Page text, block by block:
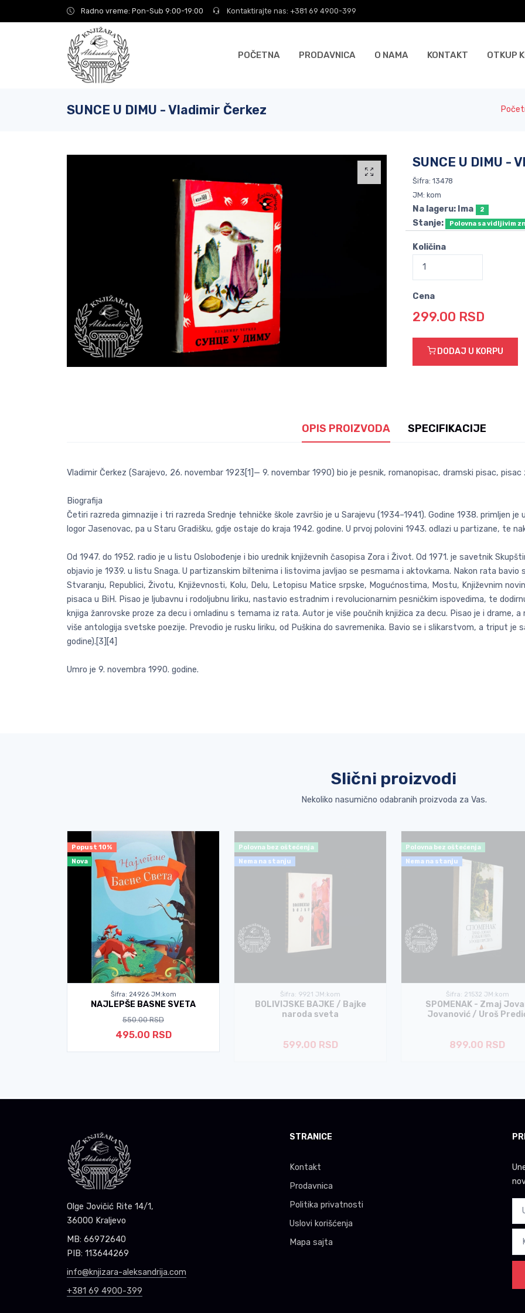
Radno vreme: Pon-Sub 9:00-19:00 Kontaktirajte nas: +381 69 4900-399
POČETNA PRODAVNICA O NAMA KONTAKT OTKUP
SUNCE U DIMU - Vladimir Čerkez
SUNCE U DIMU -
Šifra: 13478
JM: kom
Na lageru: Ima 2
Stanje: Polovna sa vidljivim
Količina
Cena
299.00 RSD
DODAJ U KORPU
OPIS PROIZVODA SPECIFIKACIJE
Vladimir Čerkez (Sarajevo, 26. novembar 1923[1]— 9. novembar 1990) bio je pesnik, romanopisac, dramski pisac, pisac
Biografija
Četiri razreda gimnazije i tri razreda Srednje tehničke škole završio je u Sarajevu (1934–1941). Godine 1938. primljen je
logor Jasenovac, pa u Staru Gradišku, gdje ostaje do kraja 1942. godine. U prvoj polovini 1943. odlazi u partizane, te
Od 1947. do 1952. radio je u listu Oslobođenje i bio urednik književnih časopisa Zora i Život. Od 1971. je savetnik
objavio je 1939. u listu Snaga. U partizanskim biltenima i listovima javljao se pesmama i aktovkama. Nakon rata
Stvaranju, Republici, Životu, Književnosti, Kolu, Delu, Letopisu Matice srpske, Mogućnostima, Mostu, Književnim
pisaca u BiH. Pisao je ljubavnu i rodoljubnu liriku, nastavio estradnim i revolucionarnim pesničkim ispovedima, te
knjiga žanrovske proze za decu i omladinu s temama iz rata. Autor je više poučnih knjižica za decu. Pisao je i drame,
više antologija svetske poezije. Prevodio je rusku liriku, od Puškina do savremenika. Bavio se i slikarstvom, a triput je
godine).[3][4]
Umro je 9. novembra 1990. godine.
Slični proizvodi
Nekoliko nasumično odabranih proizvoda za Vas.
Popust 10%
Nova
Šifra: 24926 JM:kom
NAJLEPŠE BASNE SVETA
550.00 RSD
495.00 RSD
Polovna bez oštećenja
Nema na stanju
Šifra: 9921 JM:kom
BOLIVIJSKE BAJKE / Bajke
naroda sveta
599.00 RSD
Polovna bez oštećenja
Nema na stanju
Šifra: 21532 JM:kom
SPOMENAK - Zmaj
Jovanović / Uroš
899.00 RSD
Olge Jovičić Rite 14/1,
36000 Kraljevo
MB: 66972640
PIB: 113644269
info@knjizara-aleksandrija.com
+381 69 4900-399
STRANICE
Kontakt
Prodavnica
Politika privatnosti
Uslovi korišćenja
Mapa sajta